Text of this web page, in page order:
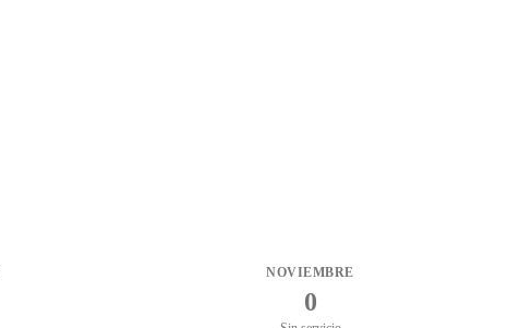
NOVIEMBRE
0